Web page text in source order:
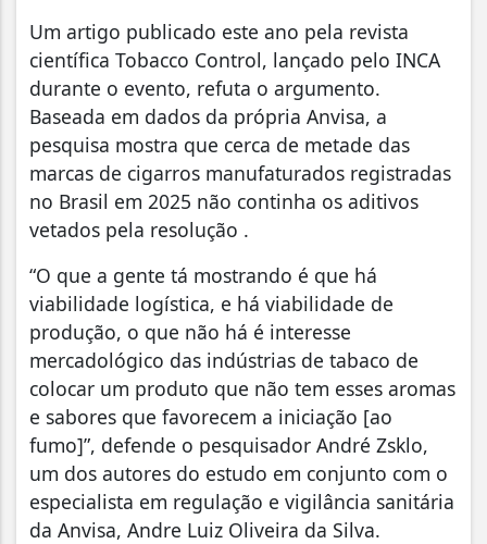
Um artigo publicado este ano pela revista
científica Tobacco Control, lançado pelo INCA
durante o evento, refuta o argumento.
Baseada em dados da própria Anvisa, a
pesquisa mostra que cerca de metade das
marcas de cigarros manufaturados registradas
no Brasil em 2025 não continha os aditivos
vetados pela resolução .
“O que a gente tá mostrando é que há
viabilidade logística, e há viabilidade de
produção, o que não há é interesse
mercadológico das indústrias de tabaco de
colocar um produto que não tem esses aromas
e sabores que favorecem a iniciação [ao
fumo]”, defende o pesquisador André Zsklo,
um dos autores do estudo em conjunto com o
especialista em regulação e vigilância sanitária
da Anvisa, Andre Luiz Oliveira da Silva.